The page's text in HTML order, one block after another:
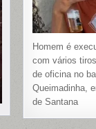
Homem é
com vários
de oficina no
Queimadinha,
de Santana